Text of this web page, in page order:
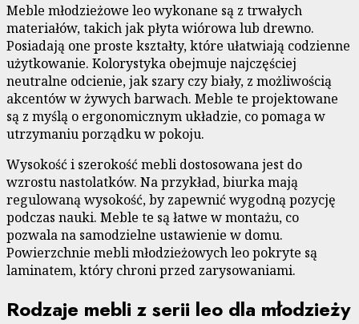
Meble młodzieżowe leo wykonane są z trwałych
materiałów, takich jak płyta wiórowa lub drewno.
Posiadają one proste kształty, które ułatwiają codzienne
użytkowanie. Kolorystyka obejmuje najczęściej
neutralne odcienie, jak szary czy biały, z możliwością
akcentów w żywych barwach. Meble te projektowane
są z myślą o ergonomicznym układzie, co pomaga w
utrzymaniu porządku w pokoju.
Wysokość i szerokość mebli dostosowana jest do
wzrostu nastolatków. Na przykład, biurka mają
regulowaną wysokość, by zapewnić wygodną pozycję
podczas nauki. Meble te są łatwe w montażu, co
pozwala na samodzielne ustawienie w domu.
Powierzchnie mebli młodzieżowych leo pokryte są
laminatem, który chroni przed zarysowaniami.
Rodzaje mebli z serii leo dla młodzieży